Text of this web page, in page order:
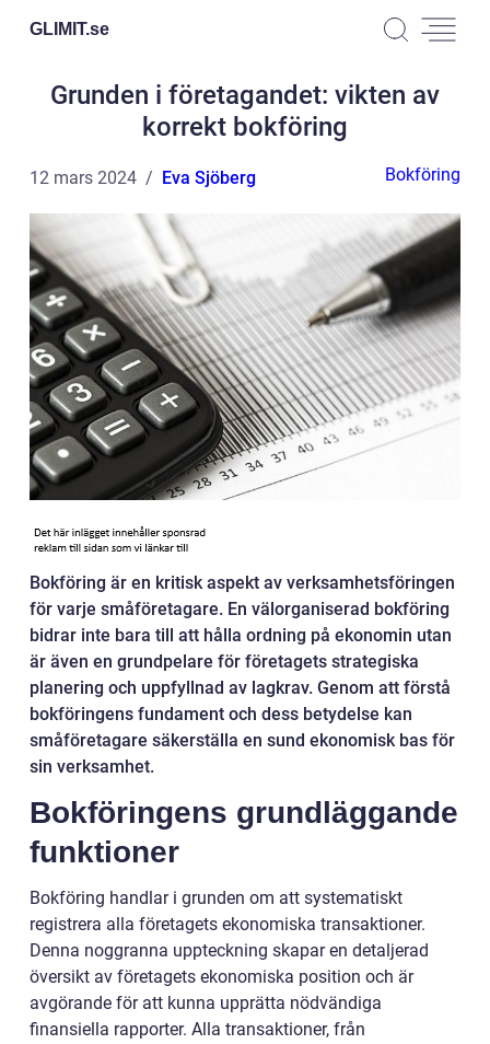
GLIMIT.se
Grunden i företagandet: vikten av
korrekt bokföring
12 mars 2024 Eva Sjöberg Bokföring
Bokföring är en kritisk aspekt av verksamhetsföringen
för varje småföretagare. En välorganiserad bokföring
bidrar inte bara till att hålla ordning på ekonomin utan
är även en grundpelare för företagets strategiska
planering och uppfyllnad av lagkrav. Genom att förstå
bokföringens fundament och dess betydelse kan
småföretagare säkerställa en sund ekonomisk bas för
sin verksamhet.
Bokföringens grundläggande
funktioner
Bokföring handlar i grunden om att systematiskt
registrera alla företagets ekonomiska transaktioner.
Denna noggranna uppteckning skapar en detaljerad
översikt av företagets ekonomiska position och är
avgörande för att kunna upprätta nödvändiga
finansiella rapporter. Alla transaktioner, från